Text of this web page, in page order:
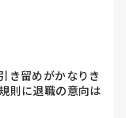
き留めがかなりき
則に退職の意向は
に言うて言って欲